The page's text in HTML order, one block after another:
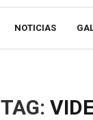
NOTICIAS
TAG: